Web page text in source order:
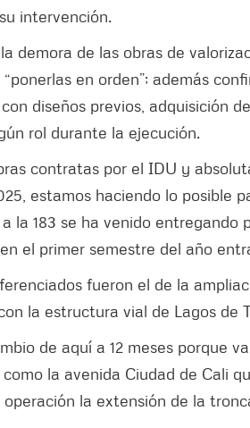
intervención.
demora de las obras de
en orden”; además
diseños previos, adquisición
rol durante la ejecución.
contratas por el IDU y
estamos haciendo lo posible
la 183 se ha venido entregando
el primer semestre del año
fueron el de la
la estructura vial de Lagos de
de aquí a 12 meses porque
la avenida Ciudad de Cali
la extensión de la